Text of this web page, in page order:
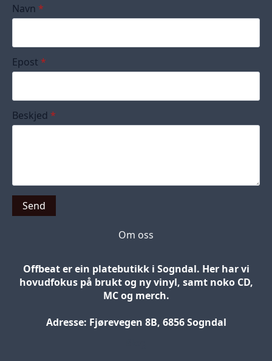
Navn *
Epost *
Beskjed *
Send
Om oss
Offbeat er ein platebutikk i Sogndal. Her har vi
hovudfokus på brukt og ny vinyl, samt noko CD,
MC og merch.
Adresse: Fjørevegen 8B, 6856 Sogndal